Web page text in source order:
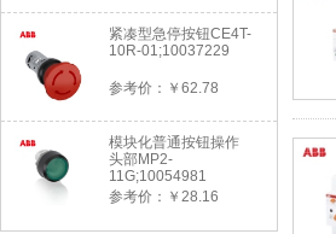
紧凑型急停按钮CE4T-
10R-01;10037229
参考价：￥62.78
模块化普通按钮操作
头部MP2-
11G;10054981
参考价：￥28.16